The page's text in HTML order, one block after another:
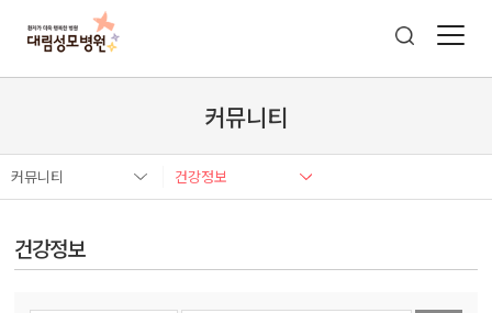
커뮤니티
커뮤니티 건강정보
건강정보